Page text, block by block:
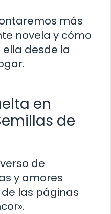
más
novela y cómo
desde la
en
de
de
y amores
las páginas